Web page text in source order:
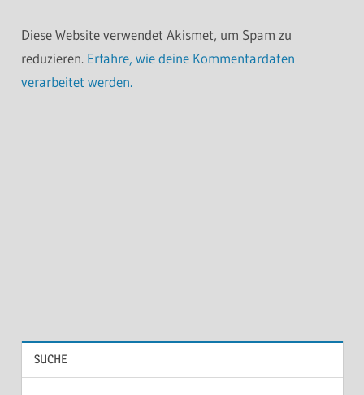
Diese Website verwendet Akismet, um Spam zu
reduzieren. Erfahre, wie deine Kommentardaten
verarbeitet werden.
SUCHE